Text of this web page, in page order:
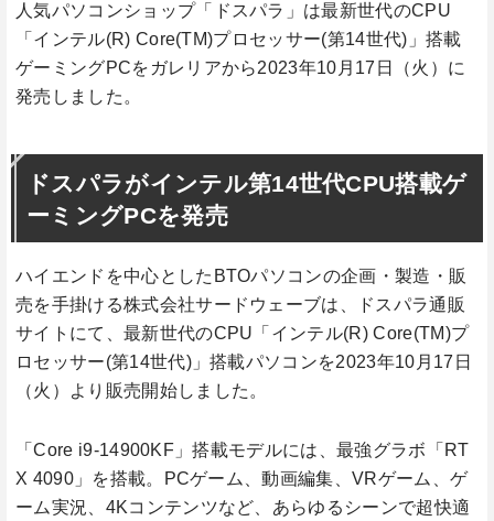
人気パソコンショップ「ドスパラ」は最新世代のCPU
「インテル(R) Core(TM)プロセッサー(第14世代)」搭載
ゲーミングPCをガレリアから2023年10月17日（火）に
発売しました。
ドスパラがインテル第14世代CPU搭載ゲ
ーミングPCを発売
ハイエンドを中心としたBTOパソコンの企画・製造・販
売を手掛ける株式会社サードウェーブは、ドスパラ通販
サイトにて、最新世代のCPU「インテル(R) Core(TM)プ
ロセッサー(第14世代)」搭載パソコンを2023年10月17日
（火）より販売開始しました。
「Core i9-14900KF」搭載モデルには、最強グラボ「RT
X 4090」を搭載。PCゲーム、動画編集、VRゲーム、ゲ
ーム実況、4Kコンテンツなど、あらゆるシーンで超快適